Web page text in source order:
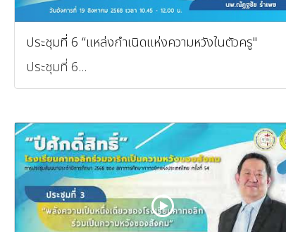
ประชุมที่ 6 “แหล่งกำเนิดแห่งความหวังในตัวครู"
ประชุมที่ 6...